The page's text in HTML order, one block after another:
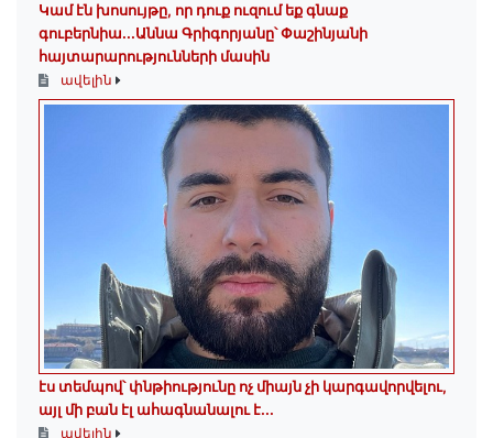
Կամ էն խոսույթը, որ դուք ուզում եք գնաք
գուբերնիա...Աննա Գրիգորյանը՝ Փաշինյանի
հայտարարությունների մասին
ավելին
էս տեմպով՝ փնթիությունը ոչ միայն չի կարգավորվելու,
այլ մի բան էլ ահագնանալու է...
ավելին